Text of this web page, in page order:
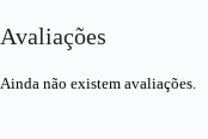
Avaliações
Ainda não existem avaliações.